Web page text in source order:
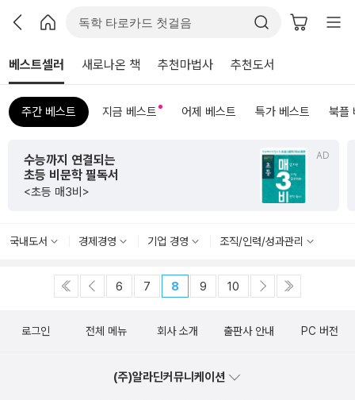
베스트셀러 새로나온 책 추천마법사 추천도서
주간 베스트 지금 베스트 어제 베스트 특가 베스트 북플
AD
수능까지 연결되는
초등 비문학 필독서
<초등 매3비>
국내도서 경제경영 기업 경영 조직/인력/성과관리
6 7 8 9 10
로그인 전체 메뉴 회사 소개 출판사 안내 PC 버전
(주)알라딘커뮤니케이션